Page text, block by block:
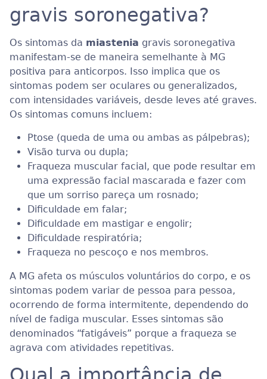
gravis soronegativa?
Os sintomas da miastenia gravis soronegativa
manifestam-se de maneira semelhante à MG
positiva para anticorpos. Isso implica que os
sintomas podem ser oculares ou generalizados,
com intensidades variáveis, desde leves até graves.
Os sintomas comuns incluem:
Ptose (queda de uma ou ambas as pálpebras);
Visão turva ou dupla;
Fraqueza muscular facial, que pode resultar em
uma expressão facial mascarada e fazer com
que um sorriso pareça um rosnado;
Dificuldade em falar;
Dificuldade em mastigar e engolir;
Dificuldade respiratória;
Fraqueza no pescoço e nos membros.
A MG afeta os músculos voluntários do corpo, e os
sintomas podem variar de pessoa para pessoa,
ocorrendo de forma intermitente, dependendo do
nível de fadiga muscular. Esses sintomas são
denominados “fatigáveis” porque a fraqueza se
agrava com atividades repetitivas.